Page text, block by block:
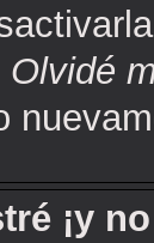
Olvidé
¡y